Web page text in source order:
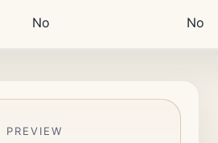
No No
PREVIEW